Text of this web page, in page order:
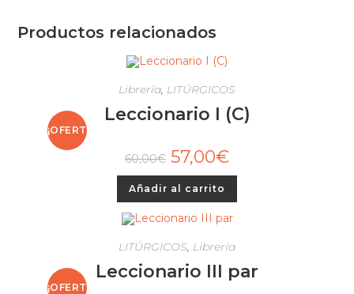
Productos relacionados
¡OFERT
Librería, LITÚRGICOS
Leccionario I (C)
60,00€ 57,00€
Añadir al carrito
¡OFERT
LITÚRGICOS, Librería
Leccionario III par